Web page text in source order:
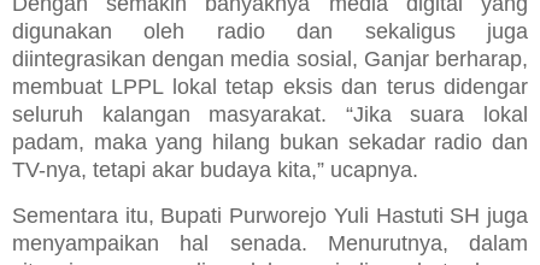
digunakan oleh radio dan sekaligus juga
diintegrasikan dengan media sosial, Ganjar berharap,
membuat LPPL lokal tetap eksis dan terus didengar
seluruh kalangan masyarakat. “Jika suara lokal
padam, maka yang hilang bukan sekadar radio dan
TV-nya, tetapi akar budaya kita,” ucapnya.
Sementara itu, Bupati Purworejo Yuli Hastuti SH juga
menyampaikan hal senada. Menurutnya, dalam